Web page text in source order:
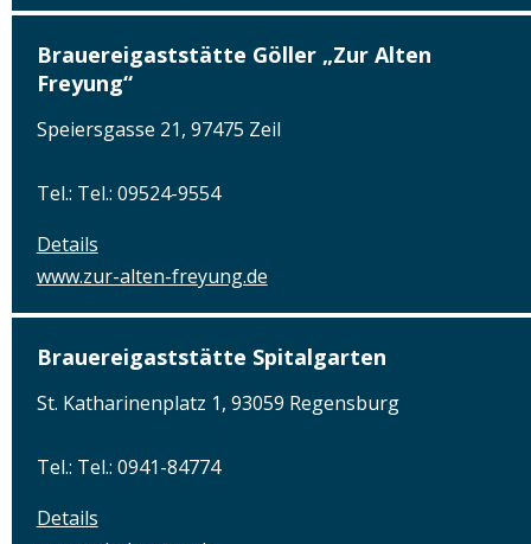
Brauereigaststätte Göller „Zur Alten
Freyung“
Speiersgasse 21, 97475 Zeil
Tel.: Tel.: 09524-9554
Details
www.zur-alten-freyung.de
Brauereigaststätte Spitalgarten
St. Katharinenplatz 1, 93059 Regensburg
Tel.: Tel.: 0941-84774
Details